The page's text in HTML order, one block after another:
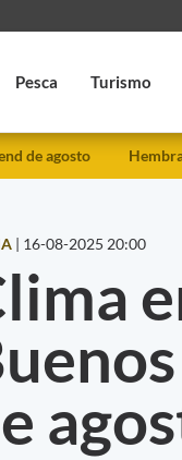
Pesca Turismo
de agosto
| 16-08-2025 20:00